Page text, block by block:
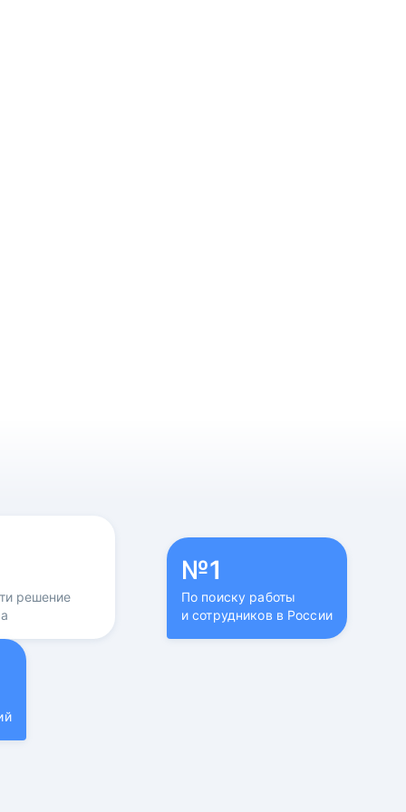
решение
№1
По поиску работы
и сотрудников в России